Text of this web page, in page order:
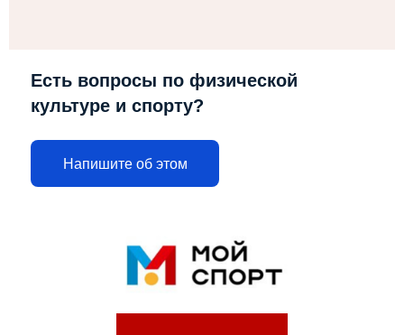
Есть вопросы по физической
культуре и спорту?
Напишите об этом